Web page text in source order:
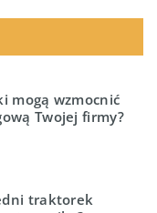
mogą wzmocnić
Twojej firmy?
traktorek